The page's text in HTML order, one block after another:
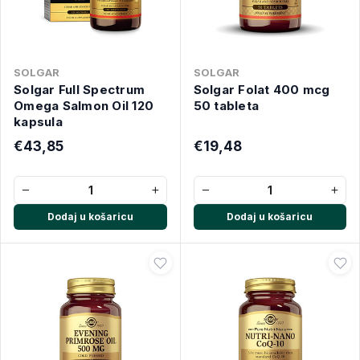
SOLGAR
Solgar Full Spectrum
Omega Salmon Oil 120
kapsula
€43,85
− +
Dodaj u košaricu
SOLGAR
Solgar Folat 400 mcg
50 tableta
€19,48
− +
Dodaj u košaricu